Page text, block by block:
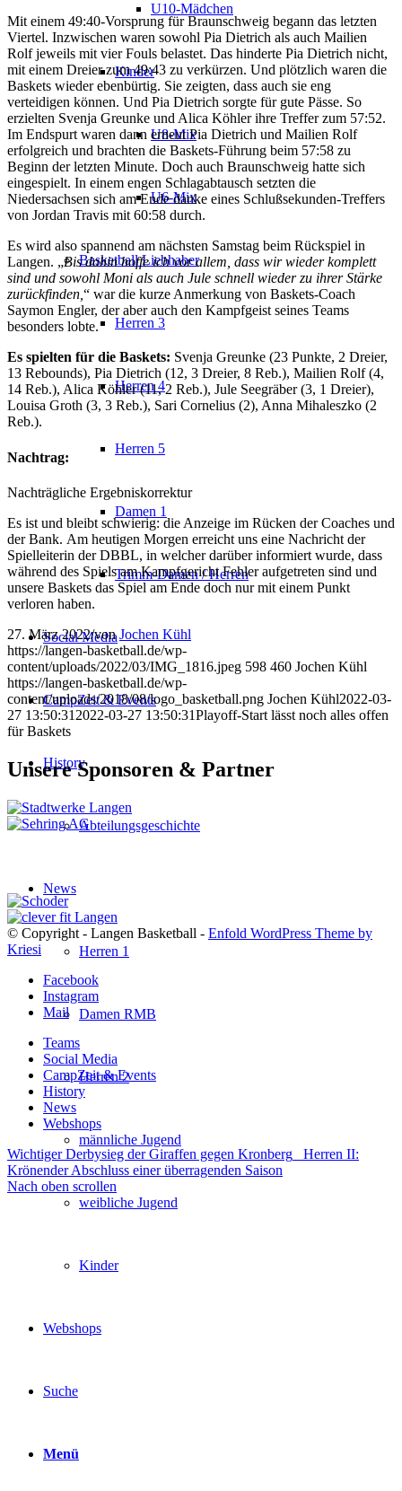
U10-Mädchen
Kinder
U8-Mix
U6-Mix
Basketball Liebhaber
Herren 3
Herren 4
Herren 5
Damen 1
Trimm-Damen / Herren
Social Media
CampZeit & Events
History
Abteilungsgeschichte
News
Herren 1
Damen RMB
Herren 2
männliche Jugend
weibliche Jugend
Kinder
Webshops
Suche
Menü
Mit einem 49:40-Vorsprung für Braunschweig begann das letzten
Viertel. Inzwischen waren sowohl Pia Dietrich als auch Mailien
Rolf jeweils mit vier Fouls belastet. Das hinderte Pia Dietrich nicht,
mit einem Dreier zum 49:43 zu verkürzen. Und plötzlich waren die
Baskets wieder ebenbürtig. Sie zeigten, dass auch sie eng
verteidigen können. Und Pia Dietrich sorgte für gute Pässe. So
erzielten Svenja Greunke und Alica Köhler ihre Treffer zum 57:52.
Im Endspurt waren dann erneut Pia Dietrich und Mailien Rolf
erfolgreich und brachten die Baskets-Führung beim 57:58 zu
Beginn der letzten Minute. Doch auch Braunschweig hatte sich
eingespielt. In einem engen Schlagabtausch setzten die
Niedersachsen sich am Ende danke eines Schlußsekunden-Treffers
von Jordan Travis mit 60:58 durch.
Es wird also spannend am nächsten Samstag beim Rückspiel in
Langen. „Bis dahin hoffe ich vor allem, dass wir wieder komplett
sind und sowohl Moni als auch Jule schnell wieder zu ihrer Stärke
zurückfinden,“ war die kurze Anmerkung von Baskets-Coach
Saymon Engler, der aber auch den Kampfgeist seines Teams
besonders lobte.
Es spielten für die Baskets: Svenja Greunke (23 Punkte, 2 Dreier,
13 Rebounds), Pia Dietrich (12, 3 Dreier, 8 Reb.), Mailien Rolf (4,
14 Reb.), Alica Köhler (11, 2 Reb.), Jule Seegräber (3, 1 Dreier),
Louisa Groth (3, 3 Reb.), Sari Cornelius (2), Anna Mihaleszko (2
Reb.).
Nachtrag:
Nachträgliche Ergebniskorrektur
Es ist und bleibt schwierig: die Anzeige im Rücken der Coaches und
der Bank. Am heutigen Morgen erreicht uns eine Nachricht der
Spielleiterin der DBBL, in welcher darüber informiert wurde, dass
während des Spiels am Kampfgericht Fehler aufgetreten sind und
unsere Baskets das Spiel am Ende doch nur mit einem Punkt
verloren haben.
27. März 2022/vonJochen Kühl
https://langen-basketball.de/wp-
content/uploads/2022/03/IMG_1816.jpeg 598 460 Jochen Kühl
https://langen-basketball.de/wp-
content/uploads/2018/08/logo_basketball.png Jochen Kühl2022-03-
27 13:50:31 2022-03-27 13:50:31Playoff-Start lässt noch alles offen
für Baskets
Unsere Sponsoren & Partner
© Copyright - Langen Basketball - Enfold WordPress Theme by
Kriesi
Facebook
Instagram
Mail
Teams
Social Media
CampZeit & Events
History
News
Webshops
Wichtiger Derbysieg der Giraffen gegen Kronberg
Herren II:
Krönender Abschluss einer überragenden Saison
Nach oben scrollen